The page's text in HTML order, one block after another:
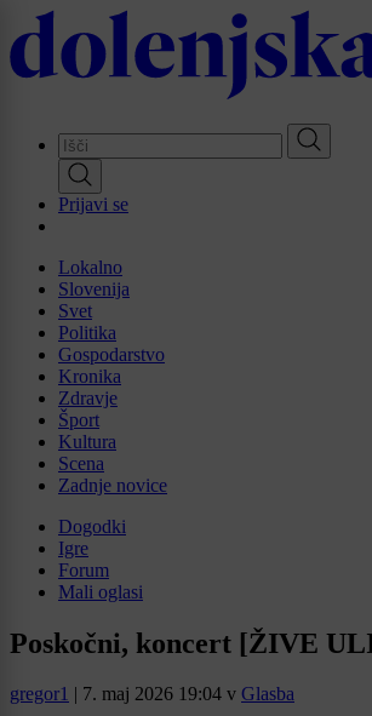
Skip
to
main
Prijavi se
Lokalno
Slovenija
Svet
Politika
Gospodarstvo
Kronika
Zdravje
Šport
Kultura
Scena
Zadnje novice
Dogodki
Igre
Forum
Mali oglasi
Poskočni, koncert [ŽIVE
gregor1 | 7. maj 2026 19:04 v Glasba